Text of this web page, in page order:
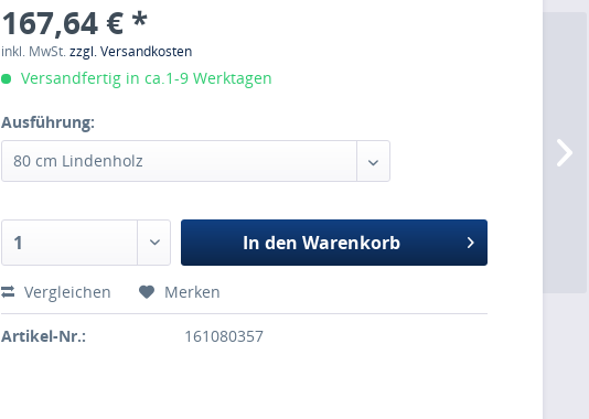
167,64 € *
inkl. MwSt.zzgl. Versandkosten
Versandfertig in ca.1-9 Werktagen
Ausführung:
In den Warenkorb
Vergleichen Merken
Artikel-Nr.: 161080357